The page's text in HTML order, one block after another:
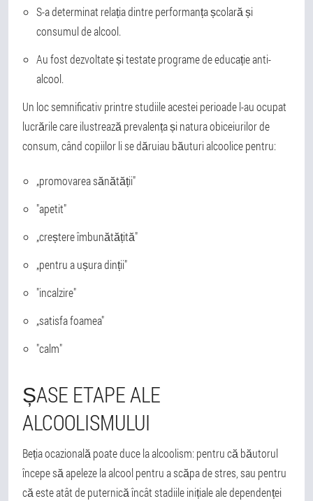
S-a determinat relația dintre performanța școlară și
consumul de alcool.
Au fost dezvoltate și testate programe de educație anti-
alcool.
Un loc semnificativ printre studiile acestei perioade l-au ocupat
lucrările care ilustrează prevalența și natura obiceiurilor de
consum, când copiilor li se dăruiau băuturi alcoolice pentru:
„promovarea sănătății"
"apetit"
„creștere îmbunătățită"
„pentru a ușura dinții"
"incalzire"
„satisfa foamea"
"calm"
ȘASE ETAPE ALE
ALCOOLISMULUI
Beția ocazională poate duce la alcoolism: pentru că băutorul
începe să apeleze la alcool pentru a scăpa de stres, sau pentru
că este atât de puternică încât stadiile inițiale ale dependenței